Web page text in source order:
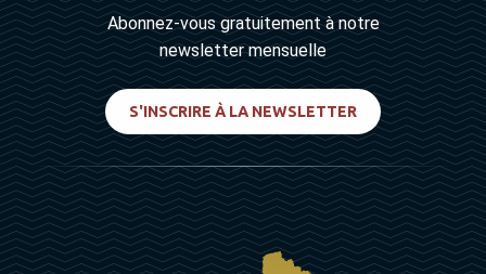
Abonnez-vous gratuitement à notre
newsletter mensuelle
S'INSCRIRE À LA NEWSLETTER